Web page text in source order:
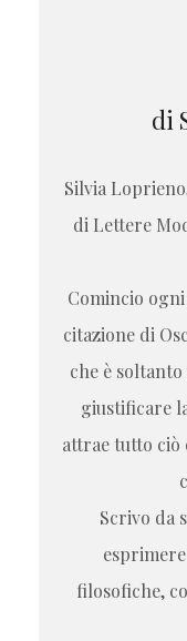
di
Silvia
di Lettere
Comincio
citazione di
che è
giustificare
attrae tutto
Scrivo da
filosofiche,